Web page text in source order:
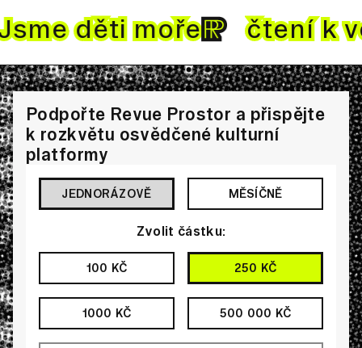
děti moře čtení k
Podpořte Revue Prostor a přispějte
k rozkvětu osvědčené kulturní
platformy
JEDNORÁZOVĚ MĚSÍČNĚ
Zvolit částku:
100 KČ 250 KČ
1000 KČ 500 000 KČ